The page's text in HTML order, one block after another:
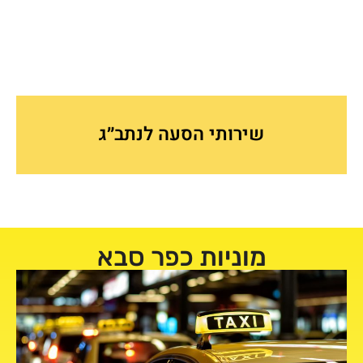
שירותי הסעה לנתב״ג
מוניות כפר סבא